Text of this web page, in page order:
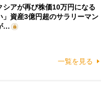
シアが再び株価10万円になる
」資産3億円超のサラリーマン
…
一覧を見る